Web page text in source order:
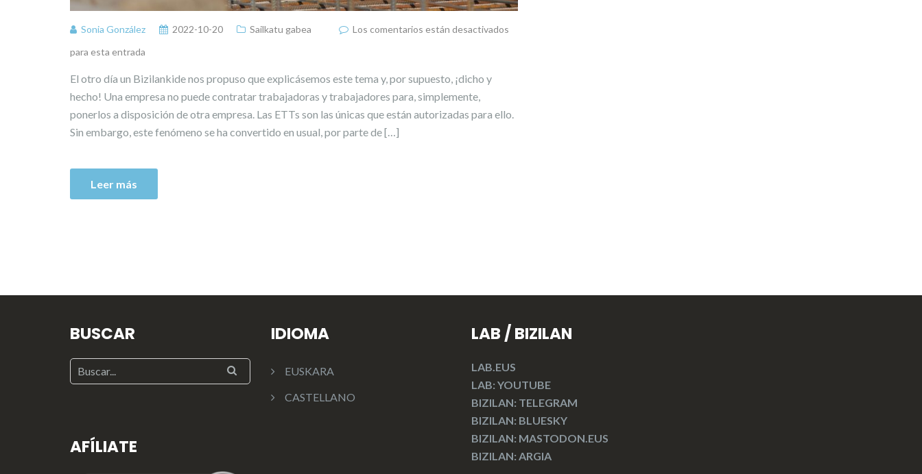
Sonia González 2022-10-20 Sailkatu gabea
Los comentarios están desactivados
para esta entrada
El otro día un Bizilankide nos propuso que explicásemos este tema y, por supuesto, ¡dicho y
hecho! Una empresa no puede contratar trabajadoras y trabajadores para, simplemente,
ponerlos a disposición de otra empresa. Las ETTs son las únicas que están autorizadas para ello.
Sin embargo, este fenómeno se ha convertido en usual, por parte de […]
Leer más
BUSCAR
AFÍLIATE
IDIOMA
EUSKARA
CASTELLANO
LAB / BIZILAN
LAB.EUS
LAB: YOUTUBE
BIZILAN: TELEGRAM
BIZILAN: BLUESKY
BIZILAN: MASTODON.EUS
BIZILAN: ARGIA